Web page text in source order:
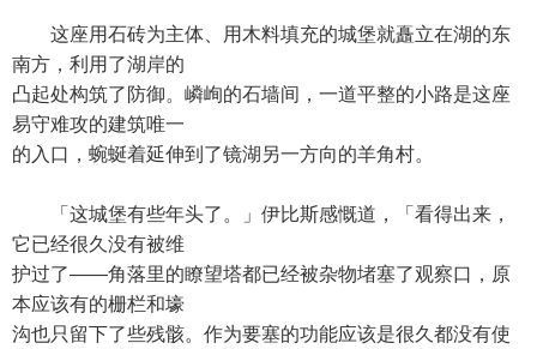
这座用石砖为主体、用木料填充的城堡就矗立在湖的东
南方，利用了湖岸的
凸起处构筑了防御。嶙峋的石墙间，一道平整的小路是这座
易守难攻的建筑唯一
的入口，蜿蜒着延伸到了镜湖另一方向的羊角村。
「这城堡有些年头了。」伊比斯感慨道，「看得出来，
它已经很久没有被维
护过了——角落里的瞭望塔都已经被杂物堵塞了观察口，原
本应该有的栅栏和壕
沟也只留下了些残骸。作为要塞的功能应该是很久都没有使